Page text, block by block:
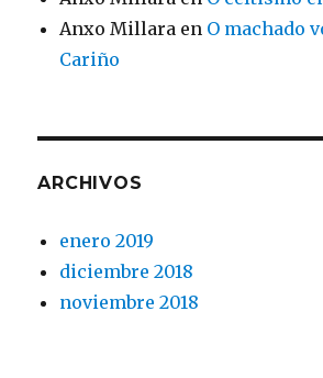
Anxo Millara en O machado
Cariño
ARCHIVOS
enero 2019
diciembre 2018
noviembre 2018